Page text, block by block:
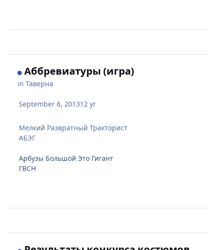
Аббревиатуры (игра)
inТаверна
September 6, 201312 yr
Мелкий Развратный Тракторист
АБЭГ
Арбузы Большой Это Гигант
ГВСН